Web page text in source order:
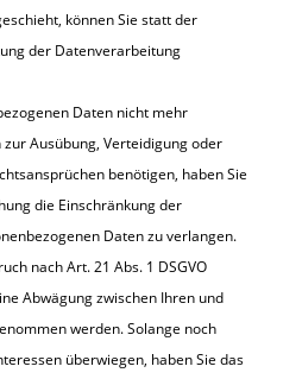
können Sie statt der
der Datenverarbeitung
Daten nicht mehr
Ausübung, Verteidigung oder
benötigen, haben Sie
die Einschränkung der
Daten zu verlangen.
nach Art. 21 Abs. 1 DSGVO
Abwägung zwischen Ihren und
werden. Solange noch
überwiegen, haben Sie das